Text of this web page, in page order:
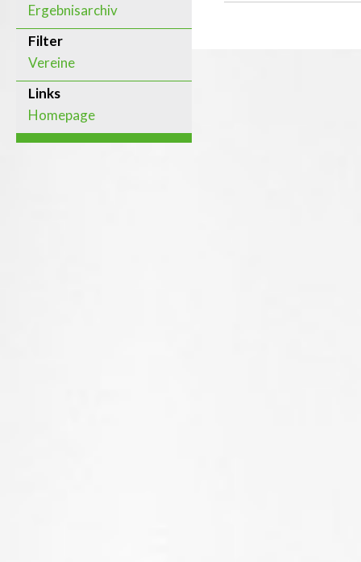
Ergebnisarchiv
Filter
Vereine
Links
Homepage